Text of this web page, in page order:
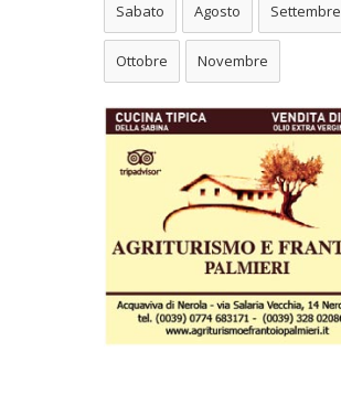
Sabato Agosto Settembre
Ottobre Novembre